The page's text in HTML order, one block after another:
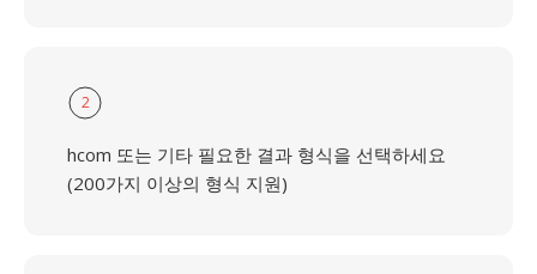
2
hcom 또는 기타 필요한 결과 형식을 선택하세요
(200가지 이상의 형식 지원)